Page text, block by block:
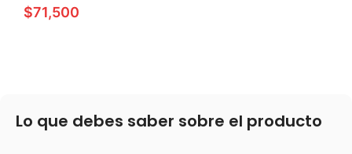
$71,500
Lo que debes saber sobre el producto